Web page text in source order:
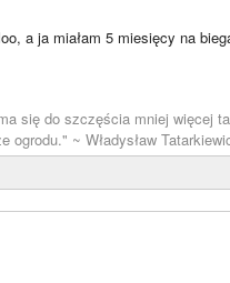
a ja miałam 5 miesięcy na
się do szczęścia mniej więcej
~ Władysław